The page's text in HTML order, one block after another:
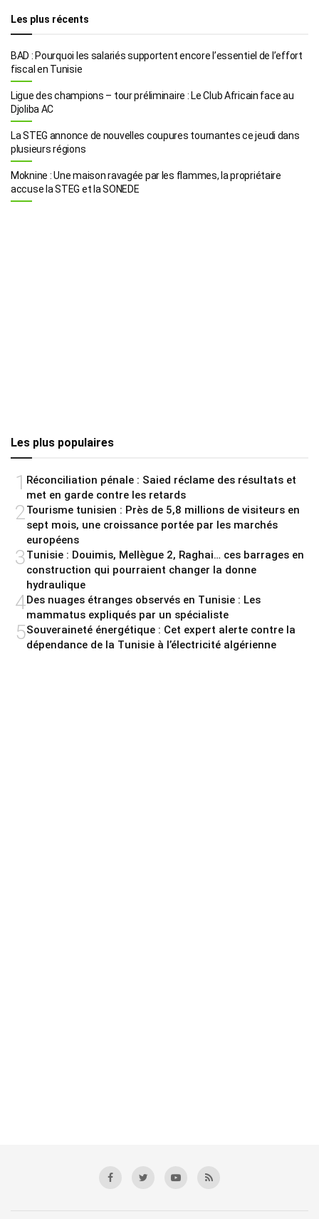
Les plus récents
BAD : Pourquoi les salariés supportent encore l’essentiel de l’effort
fiscal en Tunisie
Ligue des champions – tour préliminaire : Le Club Africain face au
Djoliba AC
La STEG annonce de nouvelles coupures tournantes ce jeudi dans
plusieurs régions
Moknine : Une maison ravagée par les flammes, la propriétaire
accuse la STEG et la SONEDE
Les plus populaires
1 Réconciliation pénale : Saied réclame des résultats et
met en garde contre les retards
2Tourisme tunisien : Près de 5,8 millions de visiteurs en
sept mois, une croissance portée par les marchés
européens
3Tunisie : Douimis, Mellègue 2, Raghai… ces barrages en
construction qui pourraient changer la donne
hydraulique
4Des nuages étranges observés en Tunisie : Les
mammatus expliqués par un spécialiste
5Souveraineté énergétique : Cet expert alerte contre la
dépendance de la Tunisie à l’électricité algérienne